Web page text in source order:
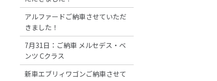
アルファードご納車させていただ
きました！
7月31日：ご納車 メルセデス・ベ
ンツ Cクラス
新車エブリィワゴンご納車させて